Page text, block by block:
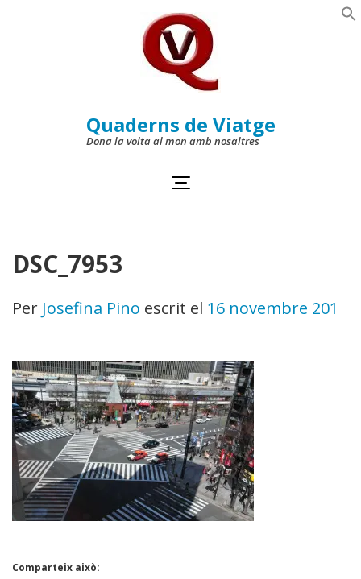
Quaderns de Viatge
Dona la volta al mon amb nosaltres
DSC_7953
Per Josefina Pino escrit el 16 novembre 2011
Comparteix això: